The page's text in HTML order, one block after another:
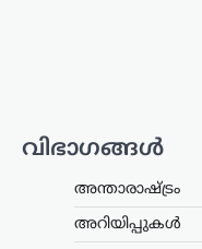
വിഭാഗങ്ങൾ
അന്താരാഷ്ട്രം
അറിയിപ്പുകൾ
114